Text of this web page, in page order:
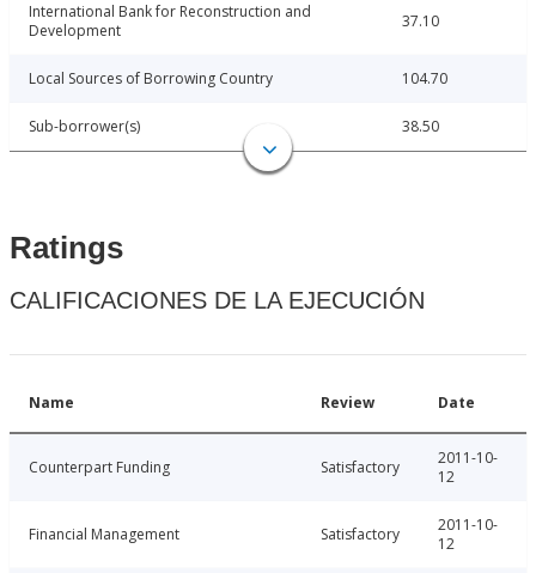
International Bank for Reconstruction and
Development
37.10
Local Sources of Borrowing Country 104.70
Sub-borrower(s) 38.50
Ratings
CALIFICACIONES DE LA EJECUCIÓN
Name Review Date
Counterpart Funding Satisfactory
2011-10-
12
Financial Management Satisfactory
2011-10-
12